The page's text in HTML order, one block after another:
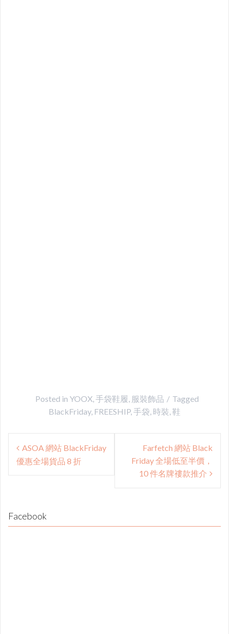
Posted in YOOX,手袋鞋履, 服裝飾品
Tagged
BlackFriday, FREESHIP,手袋, 時裝,鞋
Post
navigation
ASOA 網站 BlackFriday
優惠全場貨品 8 折
Farfetch 網站 Black
Friday 全場低至半價，
10 件名牌䄛款推介
Facebook